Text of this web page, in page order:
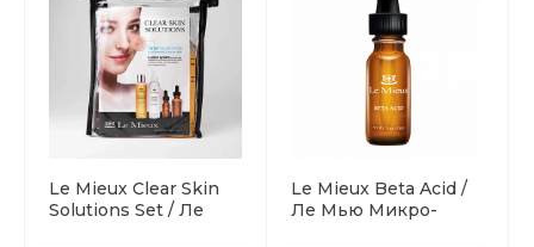
Le Mieux Clear Skin
Solutions Set / Ле
Le Mieux Beta Acid /
Ле Мью Микро-